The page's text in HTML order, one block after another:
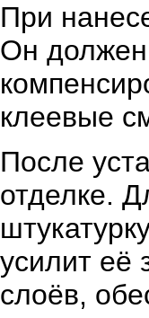
При
Он должен
клеевые
После
отделке.
усилит её
слоёв,